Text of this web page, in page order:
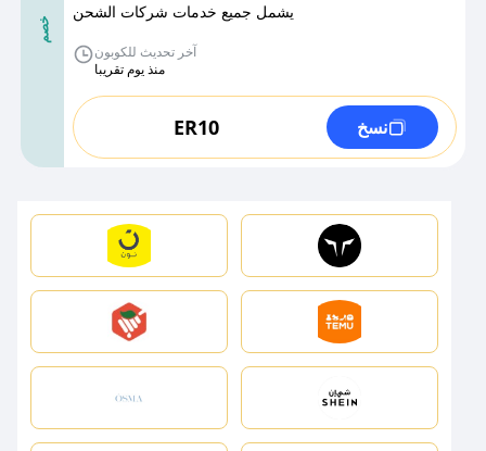
خصم
يشمل جميع خدمات شركات الشحن
آخر تحديث للكوبون
منذ يوم تقريبا
ER10 نسخ